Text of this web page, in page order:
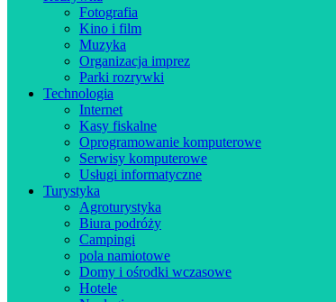
Fotografia
Kino i film
Muzyka
Organizacja imprez
Parki rozrywki
Technologia
Internet
Kasy fiskalne
Oprogramowanie komputerowe
Serwisy komputerowe
Usługi informatyczne
Turystyka
Agroturystyka
Biura podróży
Campingi
pola namiotowe
Domy i ośrodki wczasowe
Hotele